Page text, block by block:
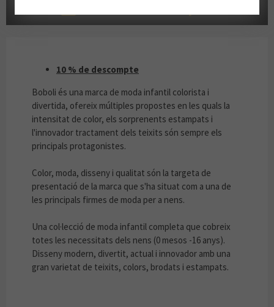
10 % DE DESCOMPTE
10 % de descompte
Boboli és una marca de moda infantil colorista i
divertida, ofereix múltiples propostes en les quals la
intensitat de color, els sorprenents estampats i
l'innovador tractament dels teixits són sempre els
principals protagonistes.
Color, moda, disseny i qualitat són la targeta de
presentació de la marca que s'ha situat com a una de
les principals firmes de moda per a nens.
Una col·lecció de moda infantil completa que cobreix
totes les necessitats dels nens (0 mesos -16 anys).
Disseny modern, divertit, actual i innovador amb una
gran varietat de teixits, colors, brodats i estampats.